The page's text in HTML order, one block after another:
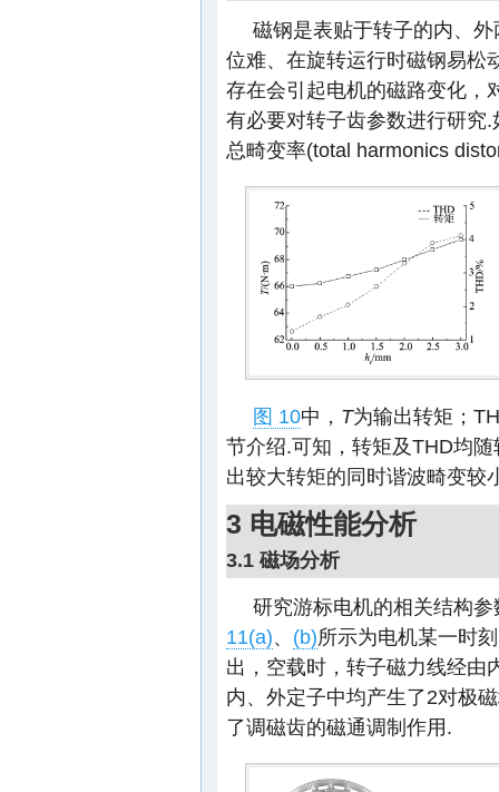
磁钢是表贴于转子的内、
位难、在旋转运行时磁钢易松
存在会引起电机的磁路变化，
有必要对转子齿参数进行研究.
总畸变率(total harmonics
图 10中， T为输出转矩；
节介绍.可知，转矩及THD均
出较大转矩的同时谐波畸变较
3 电磁性能分析
3.1 磁场分析
研究游标电机的相关结构
11(a)、 (b)所示为电机某一时
出，空载时，转子磁力线经由
内、外定子中均产生了2对极
了调磁齿的磁通调制作用.